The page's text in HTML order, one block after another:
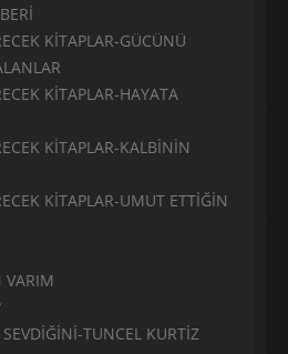
KİTAPLAR-GÜCÜNÜ
KİTAPLAR-HAYATA
KİTAPLAR-KALBİNİN
KİTAPLAR-UMUT ETTİĞİN
VARIM
TUNCEL KURTİZ